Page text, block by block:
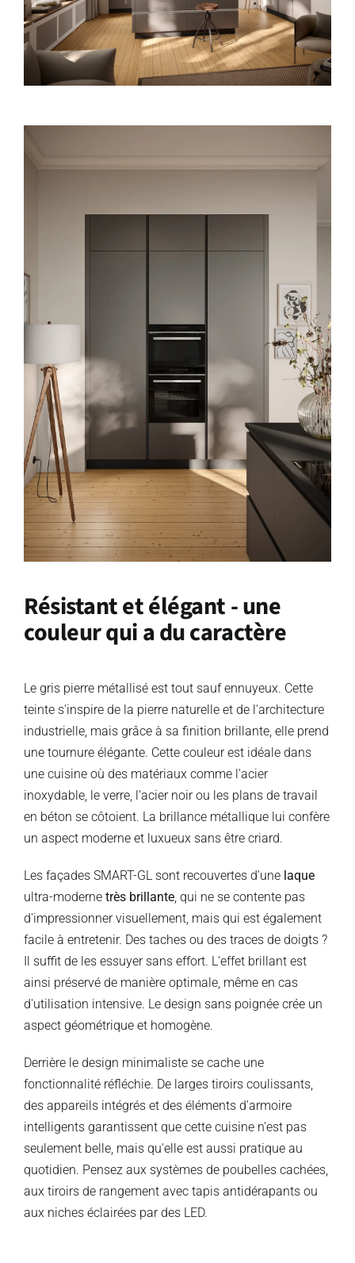
Résistant et élégant - une
couleur qui a du caractère
Le gris pierre métallisé est tout sauf ennuyeux. Cette
teinte s'inspire de la pierre naturelle et de l'architecture
industrielle, mais grâce à sa finition brillante, elle prend
une tournure élégante. Cette couleur est idéale dans
une cuisine où des matériaux comme l'acier
inoxydable, le verre, l'acier noir ou les plans de travail
en béton se côtoient. La brillance métallique lui confère
un aspect moderne et luxueux sans être criard.
Les façades SMART-GL sont recouvertes d'une laque
ultra-moderne très brillante, qui ne se contente pas
d'impressionner visuellement, mais qui est également
facile à entretenir. Des taches ou des traces de doigts ?
Il suffit de les essuyer sans effort. L'effet brillant est
ainsi préservé de manière optimale, même en cas
d'utilisation intensive. Le design sans poignée crée un
aspect géométrique et homogène.
Derrière le design minimaliste se cache une
fonctionnalité réfléchie. De larges tiroirs coulissants,
des appareils intégrés et des éléments d'armoire
intelligents garantissent que cette cuisine n'est pas
seulement belle, mais qu'elle est aussi pratique au
quotidien. Pensez aux systèmes de poubelles cachées,
aux tiroirs de rangement avec tapis antidérapants ou
aux niches éclairées par des LED.